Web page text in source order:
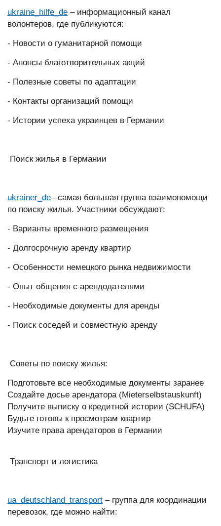
ukraine_hilfe_de – информационный канал
волонтеров, где публикуются:
- Новости о гуманитарной помощи
- Анонсы благотворительных акций
- Полезные советы по адаптации
- Контакты организаций помощи
- Истории успеха украинцев в Германии
Поиск жилья в Германии
ukrainer_de– самая большая группа взаимопомощи
по поиску жилья. Участники обсуждают:
- Варианты временного размещения
- Долгосрочную аренду квартир
- Особенности немецкого рынка недвижимости
- Опыт общения с арендодателями
- Необходимые документы для аренды
- Поиск соседей и совместную аренду
Советы по поиску жилья:
Подготовьте все необходимые документы заранее
Создайте досье арендатора (Mieterselbstauskunft)
Получите выписку о кредитной истории (SCHUFA)
Будьте готовы к просмотрам квартир
Изучите права арендаторов в Германии
Транспорт и логистика
ua_deutschland_transport – группа для координации
перевозок, где можно найти: